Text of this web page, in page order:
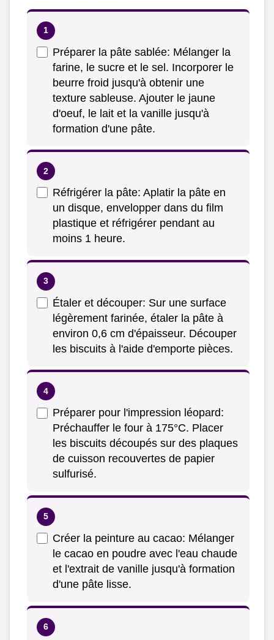
Préparer la pâte sablée: Mélanger la
farine, le sucre et le sel. Incorporer le
beurre froid jusqu'à obtenir une
texture sableuse. Ajouter le jaune
d'oeuf, le lait et la vanille jusqu'à
formation d'une pâte.
Réfrigérer la pâte: Aplatir la pâte en
un disque, envelopper dans du film
plastique et réfrigérer pendant au
moins 1 heure.
Étaler et découper: Sur une surface
légèrement farinée, étaler la pâte à
environ 0,6 cm d'épaisseur. Découper
les biscuits à l'aide d'emporte pièces.
Préparer pour l'impression léopard:
Préchauffer le four à 175°C. Placer
les biscuits découpés sur des plaques
de cuisson recouvertes de papier
sulfurisé.
Créer la peinture au cacao: Mélanger
le cacao en poudre avec l'eau chaude
et l'extrait de vanille jusqu'à formation
d'une pâte lisse.